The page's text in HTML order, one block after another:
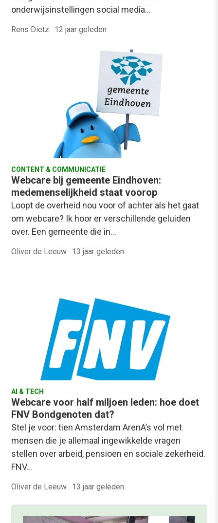
onderwijsinstellingen social media…
Rens Dietz · 12 jaar geleden
CONTENT & COMMUNICATIE
Webcare bij gemeente Eindhoven:
medemenselijkheid staat voorop
Loopt de overheid nou voor of achter als het gaat
om webcare? Ik hoor er verschillende geluiden
over. Een gemeente die in…
Oliver de Leeuw · 13 jaar geleden
AI & TECH
Webcare voor half miljoen leden: hoe doet
FNV Bondgenoten dat?
Stel je voor: tien Amsterdam ArenA’s vol met
mensen die je allemaal ingewikkelde vragen
stellen over arbeid, pensioen en sociale zekerheid.
FNV…
Oliver de Leeuw · 13 jaar geleden